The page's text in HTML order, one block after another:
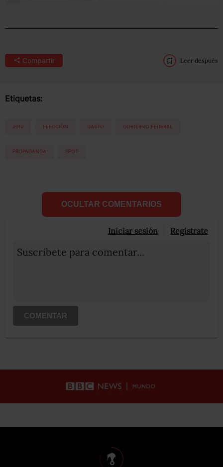
Compartir Leer después
Etiquetas:
2012 ELECCIÒN GASTO GOBIERNO FEDERAL
PROPAGANDA SPOT
OCULTAR COMENTARIOS
Iniciar sesión Registrate
Suscribete para comentar...
COMENTAR